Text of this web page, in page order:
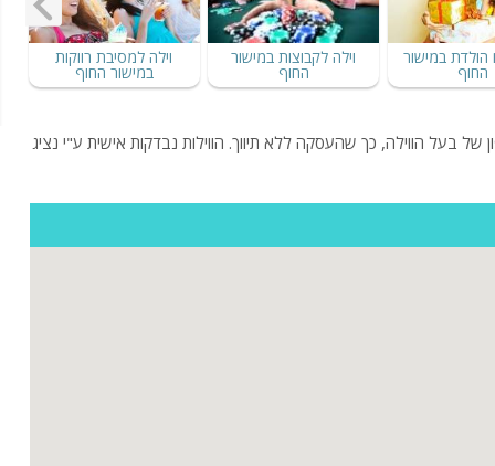
הולדת במישור
החוף
וילה לקבוצות במישור
החוף
וילה למסיבת רווקות
במישור החוף
וגלריית תמונות, מספרי טלפון של בעל הווילה, כך שהעסקה ללא תיווך. הווילות נבדקות אישית ע"י נציג